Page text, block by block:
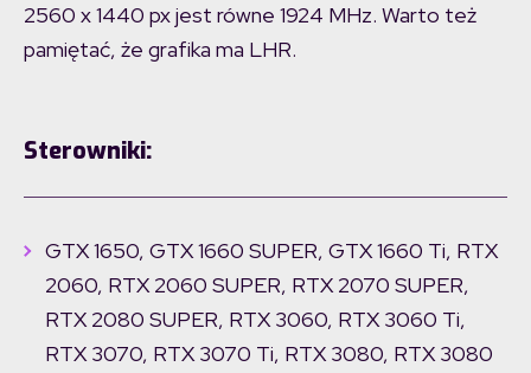
2560 x 1440 px jest równe 1924 MHz. Warto też
pamiętać, że grafika ma LHR.
Sterowniki:
GTX 1650, GTX 1660 SUPER, GTX 1660 Ti, RTX
2060, RTX 2060 SUPER, RTX 2070 SUPER,
RTX 2080 SUPER, RTX 3060, RTX 3060 Ti,
RTX 3070, RTX 3070 Ti, RTX 3080, RTX 3080